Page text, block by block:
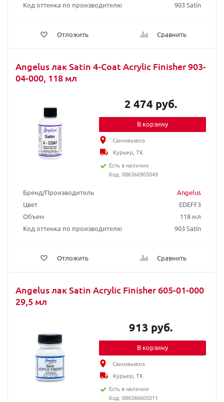
Код оттенка по производителю 903 Satin
Отложить Сравнить
Angelus лак Satin 4-Coat Acrylic Finisher 903-
04-000, 118 мл
Бренд/Производитель
Angelus
Цвет
EDEFF3
Объем
118 мл
Код оттенка по производителю
903 Satin
Отложить Сравнить
2 474 руб.
В корзину
Самовывоз
Курьер, ТК
Есть в наличии
Код: 086366903049
Angelus лак Satin Acrylic Finisher 605-01-000
29,5 мл
913 руб.
В корзину
Самовывоз
Курьер, ТК
Есть в наличии
Код: 086366605011